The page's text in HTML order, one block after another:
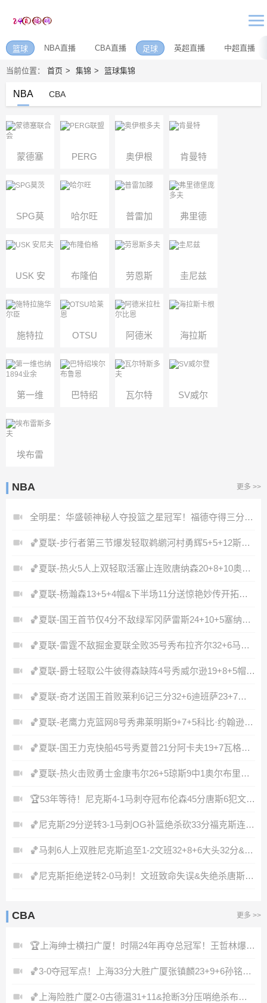
篮球 NBA直播 CBA直播 足球 英超直播 中超直播
当前位置： 首页 集锦 篮球集锦
NBA CBA
蒙德塞
联合会
PERG
联盟
奥伊根
多夫
肯曼特
SPG莫
茨
哈尔旺 普雷加
滕
弗里德
堡庞多
USK 安
尼夫
布隆伯
格
劳恩斯
多夫
圭尼兹
施特拉
施华尔
OTSU
哈莱恩
阿德米
拉杜尔
海拉斯
卡根
第一维
也纳
巴特绍 瓦尔特 SV威尔
埃布雷
NBA 更多 >>
全明星：华盛顿神秘人夺投篮之星冠军！福德夺得三分大赛冠军！
🏀夏联-步行者第三节爆发轻取鹈鹕河村勇辉5+5+12斯劳森22分
🏀夏联-热火5人上双轻取活塞止连败唐纳森20+8+10奥科里27分
🏀夏联-杨瀚森13+5+4帽&下半场11分送惊艳妙传开拓者力克掘金
🏀夏联-国王首节仅4分不敌绿军冈萨雷斯24+10+5塞纳克10+12
🏀夏联-雷霆不敌掘金夏联全败35号秀布拉齐尔32+6马拉14+7+6
🏀夏联-爵士轻取公牛彼得森缺阵4号秀威尔逊19+8+5帽罚球6中0
🏀夏联-奇才送国王首败莱利6记三分32+6迪班萨23+7雷诺20+12
🏀夏联-老鹰力克篮网8号秀弗莱明斯9+7+5科比·约翰逊17+7
🏀夏联-国王力克快船45号秀夏普21分阿卡夫19+7瓦格勒7中1
🏀夏联-热火击败勇士金康韦尔26+5琼斯9中1奥尔布里奇21+6
🏆53年等待！尼克斯4-1马刺夺冠布伦森45分唐斯6犯文班19+14
🏀尼克斯29分逆转3-1马刺OG补篮绝杀砍33分福克斯连续犯错
🏀马刺6人上双胜尼克斯追至1-2文班32+8+6大头32分&末节12分
🏀尼克斯拒绝逆转2-0马刺！文班致命失误&失绝杀唐斯21+13
CBA 更多 >>
🏆上海绅士横扫广厦！时隔24年再夺总冠军！王哲林爆砍29+14！
🏀3-0夺冠军点！上海33分大胜广厦张镇麟23+9+6孙铭徽8中2
🏀上海险胜广厦2-0古德温31+11&抢断3分压哨绝杀布朗空砍50分